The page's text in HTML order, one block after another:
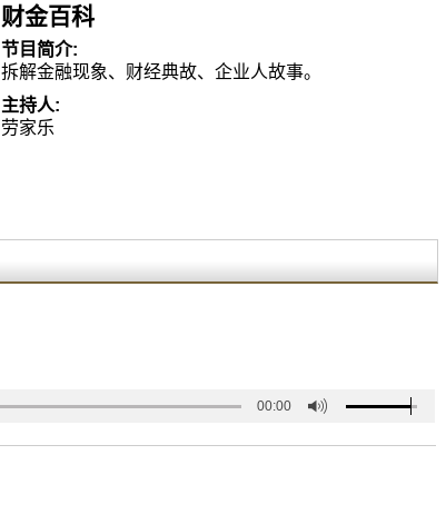
财金百科
节目简介:
拆解金融现象、财经典故、企业人故事。
主持人:
劳家乐
00:00